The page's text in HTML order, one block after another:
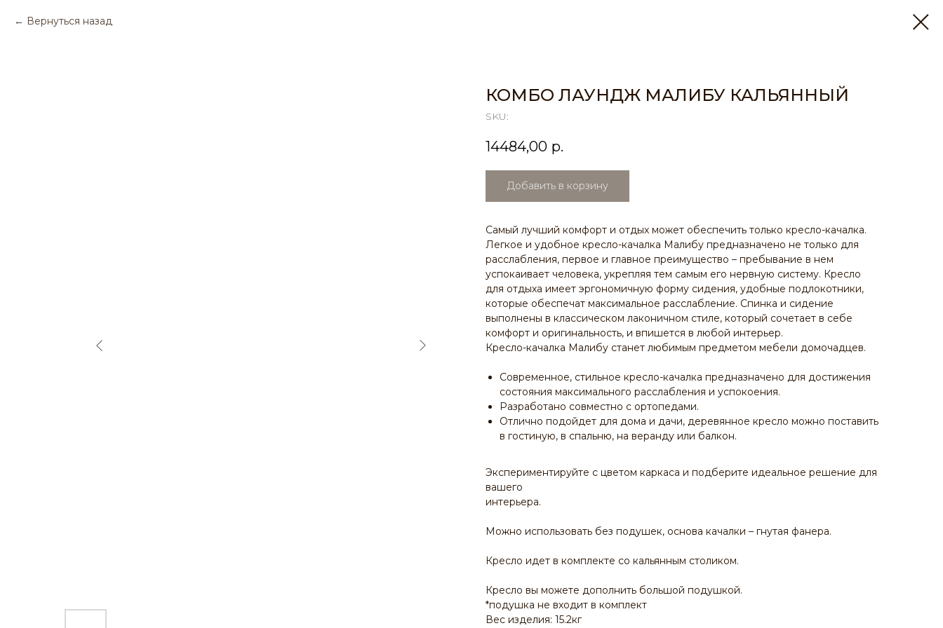
Вернуться назад
КОМБО ЛАУНДЖ МАЛИБУ КАЛЬЯННЫЙ
SKU:
14484,00 р.
Добавить в корзину
Самый лучший комфорт и отдых может обеспечить только кресло-качалка.
Легкое и удобное кресло-качалка Малибу предназначено не только для
расслабления, первое и главное преимущество – пребывание в нем
успокаивает человека, укрепляя тем самым его нервную систему. Кресло
для отдыха имеет эргономичную форму сидения, удобные подлокотники,
которые обеспечат максимальное расслабление. Спинка и сидение
выполнены в классическом лаконичном стиле, который сочетает в себе
комфорт и оригинальность, и впишется в любой интерьер.
Кресло-качалка Малибу станет любимым предметом мебели домочадцев.
Современное, стильное кресло-качалка предназначено для достижения
состояния максимального расслабления и успокоения.
Разработано совместно с ортопедами.
Отлично подойдет для дома и дачи, деревянное кресло можно поставить
в гостиную, в спальню, на веранду или балкон.
Экспериментируйте с цветом каркаса и подберите идеальное решение для
вашего
интерьера.
Можно использовать без подушек, основа качалки – гнутая фанера.
Кресло идет в комплекте со кальянным столиком.
Кресло вы можете дополнить большой подушкой.
*подушка не входит в комплект
Вес изделия: 15.2кг